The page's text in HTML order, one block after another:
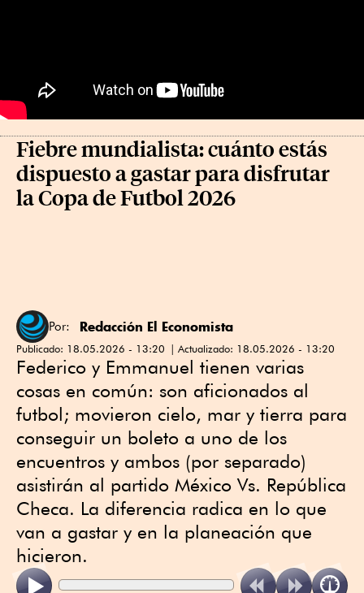
Fiebre mundialista: cuánto estás
dispuesto a gastar para disfrutar
la Copa de Futbol 2026
Por: Redacción El Economista
Publicado: 18.05.2026 - 13:20 Actualizado: 18.05.2026 - 13:20
Federico y Emmanuel tienen varias
cosas en común: son aficionados al
futbol; movieron cielo, mar y tierra para
conseguir un boleto a uno de los
encuentros y ambos (por separado)
asistirán al partido México Vs. República
Checa. La diferencia radica en lo que
van a gastar y en la planeación que
hicieron.